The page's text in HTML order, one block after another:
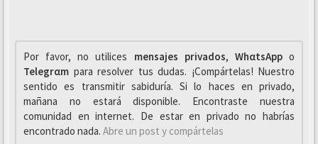
Por favor, no utilices mensajes privados, WhαtsAppo
Telegrαm para resolver tus dudas. ¡Compártelas! Nuestro
sentido es transmitir sabiduría. Si lo haces en privado,
mañana no estará disponible. Encontraste nuestra
comunidad en internet. De estar en privado no habrías
encontrado nada. Abre un post y compártelas